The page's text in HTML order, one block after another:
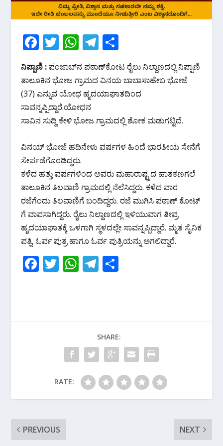
F
ac
e
b
o
o
T
itt
er
W
h
at
s
A
p
p
T
el
e
gr
m
h
ar
e
ನಿಪ್ಪಾಣಿ :ಪಂಜಾಬ್‌ನ ಪಠಾಣ್‌ಕೋಟ ರೈಲು ನಿಲ್ದಾಣದಲ್ಲಿ ನಿಪ್ಪಾಣಿ
ತಾಲೂಕಿನ ಭೋಜ ಗ್ರಾಮದ ವಿನಯ ಬಾಬಾಸಾಹೇಬ ಭೋಜೆ
(37) ಎನ್ನುವ ಯೋಧ ಹೃದಯಾಘಾತದಿಂದ
ಸಾವನ್ನಪ್ಪಿದ್ದಾರೆ.ಯೋಧನ
ಸಾವಿನ ಸುದ್ದಿ ಕೇಳಿ ಭೋಜ ಗ್ರಾಮದಲ್ಲಿ ಶೋಕ ಮಡುಗಟ್ಟಿದೆ.
ವಿನಯ್ ಭೋಜೆ ಹದಿನೇಳು ವರ್ಷಗಳ ಹಿಂದೆ ಭಾರತೀಯ ಸೇನೆಗೆ
ಸೇರ್ಪಡೆಗೊಂಡಿದ್ದರು.
ಕಳೆದ ಹತ್ತು ವರ್ಷಗಳಿಂದ ಅವರು ಮಹಾರಾಷ್ಟ್ರದ ಹಾತಕಣಗಲೆ
ತಾಲೂಕಿನ ತಿಲವಾಣಿ ಗ್ರಾಮದಲ್ಲಿ ನೆಲೆಸಿದ್ದರು. ಕಳೆದ ವಾರ
ರಜೆಗೆಂದು ತಿಲವಾಣಿಗೆ ಬಂದಿದ್ದರು. ರಜೆ ಮುಗಿಸಿ ಪಠಾಣ್ ಕೋಟ್
ಗೆ ವಾಪಸಾಗಿದ್ದರು. ರೈಲು ನಿಲ್ದಾಣದಲ್ಲಿ ಇಳಿಯುವಾಗ ತೀವ್ರ
ಹೃದಯಾಘಾತಕ್ಕೆ ಒಳಗಾಗಿ ಸ್ಥಳದಲ್ಲೇ ಸಾವನ್ನಪ್ಪಿದ್ದಾರೆ. ಮೃತ ಸೈನಿಕ
ಪತ್ನಿ, ಓರ್ವ ಪುತ್ರ ಹಾಗೂ ಓರ್ವ ಪುತ್ರಿಯನ್ನು ಅಗಲಿದ್ದಾರೆ.
F
o
T W
A
p
p
T
a
m
SHARE:
RATE:
PREVIOUS NEXT